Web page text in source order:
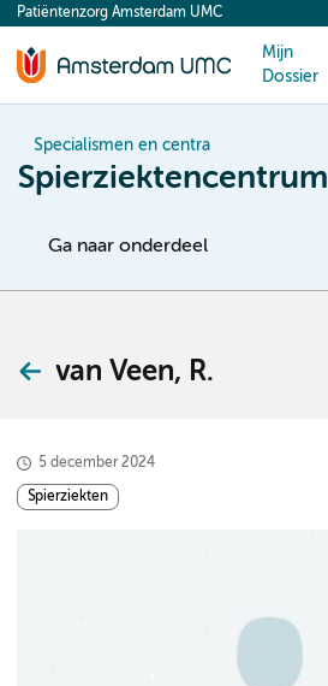
content
Patiëntenzorg Amsterdam UMC
Mijn
Dossier
Specialismen en centra
Spierziektencentrum
Ga naar onderdeel
van Veen, R.
5 december 2024
Spierziekten